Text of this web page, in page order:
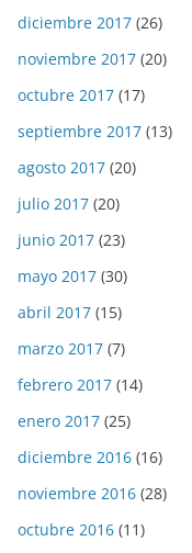
diciembre 2017 (26)
noviembre 2017 (20)
octubre 2017 (17)
septiembre 2017 (13)
agosto 2017 (20)
julio 2017 (20)
junio 2017 (23)
mayo 2017 (30)
abril 2017 (15)
marzo 2017 (7)
febrero 2017 (14)
enero 2017 (25)
diciembre 2016 (16)
noviembre 2016 (28)
octubre 2016 (11)